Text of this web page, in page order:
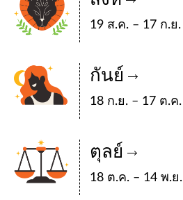
19 ส.ค. – 17 ก.ย.
กันย์
18 ก.ย. – 17 ต.ค.
ตุลย์
18 ต.ค. – 14 พ.ย.